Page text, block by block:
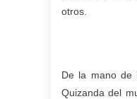
otros.
De la mano de
Quizanda del